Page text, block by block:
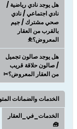
هل يوجد نادي رياضية /
نادي اجتماعي / نادي
صحي مشترك / جيم
بالقرب من العقار
المعروض؟⛹
هل يوجد صالون تجميل
/ صالون حلاقة قريب
من العقار المعروض؟✂
الخدمات والضمانات
الخدمات_في_العقار
🧰